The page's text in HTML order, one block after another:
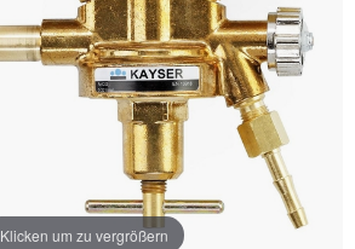
Klicken um zu vergrößern